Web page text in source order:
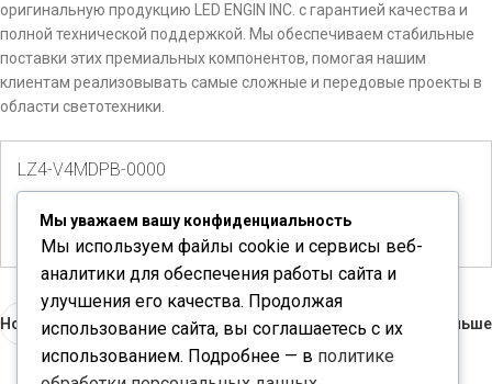
оригинальную продукцию LED ENGIN INC. с гарантией качества и
полной технической поддержкой. Мы обеспечиваем стабильные
поставки этих премиальных компонентов, помогая нашим
клиентам реализовывать самые сложные и передовые проекты в
области светотехники.
LZ4-V4MDPB-0000
Количество доступно:20
Новые Раньше
Мы уважаем вашу конфиденциальность
Мы используем файлы cookie и сервисы веб-
аналитики для обеспечения работы сайта и
улучшения его качества. Продолжая
использование сайта, вы соглашаетесь с их
использованием. Подробнее — в политике